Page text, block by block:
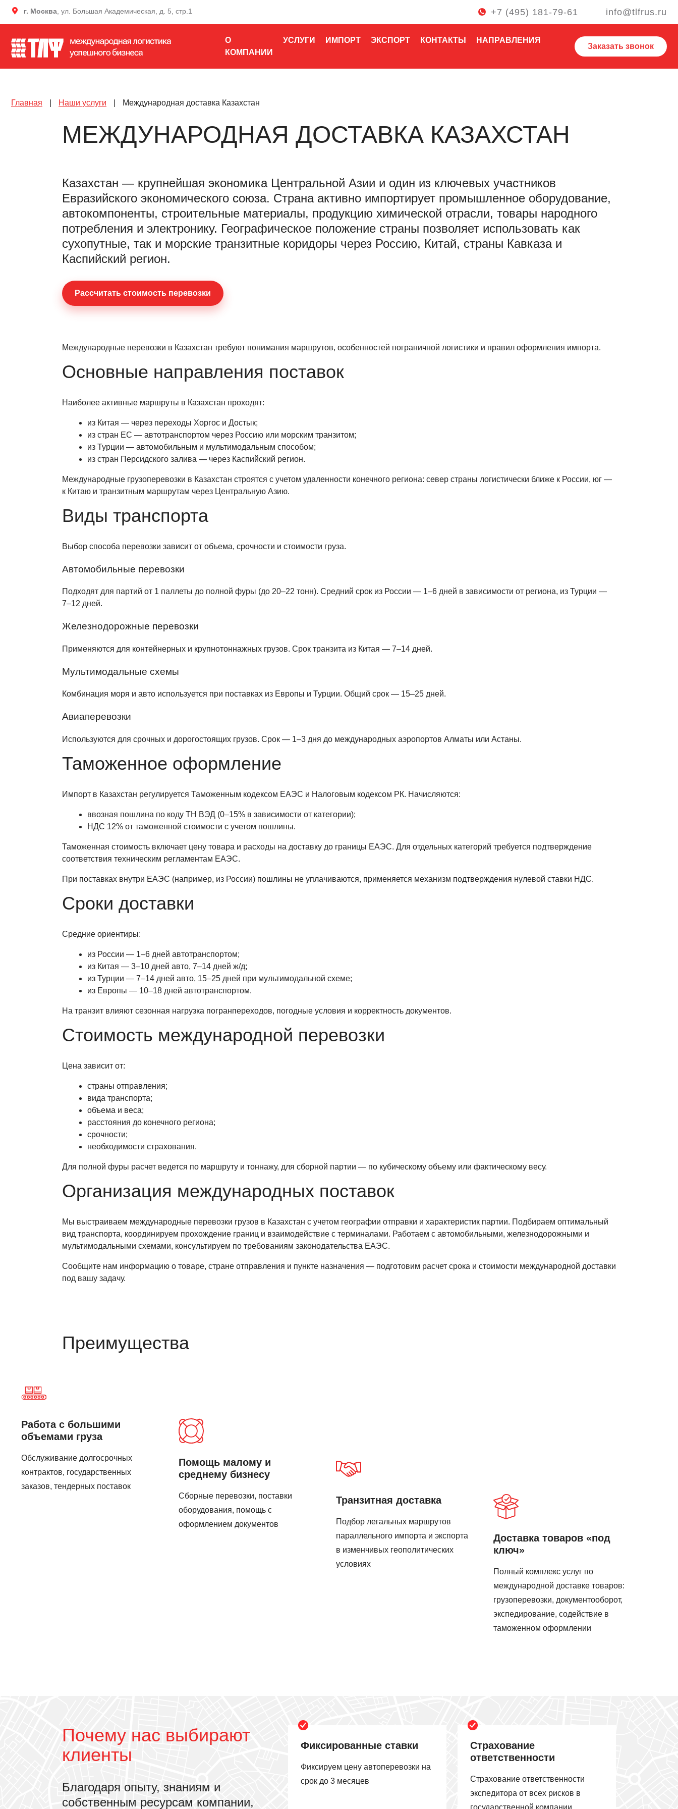
г. Москва , ул. Большая Академическая, д. 5, стр.1 +7 (495) 181-79-61 info@tlfrus.ru
О
КОМПАНИИ
УСЛУГИ ИМПОРТ ЭКСПОРТ КОНТАКТЫ НАПРАВЛЕНИЯ
Заказать звонок
Главная Наши услуги Международная доставка Казахстан
МЕЖДУНАРОДНАЯ ДОСТАВКА КАЗАХСТАН
Казахстан — крупнейшая экономика Центральной Азии и один из ключевых участников
Евразийского экономического союза. Страна активно импортирует промышленное оборудование,
автокомпоненты, строительные материалы, продукцию химической отрасли, товары народного
потребления и электронику. Географическое положение страны позволяет использовать как
сухопутные, так и морские транзитные коридоры через Россию, Китай, страны Кавказа и
Каспийский регион.
Раcсчитать стоимость перевозки
Международные перевозки в Казахстан требуют понимания маршрутов, особенностей пограничной логистики и правил оформления импорта.
Основные направления поставок
Наиболее активные маршруты в Казахстан проходят:
из Китая — через переходы Хоргос и Достык;
из стран ЕС — автотранспортом через Россию или морским транзитом;
из Турции — автомобильным и мультимодальным способом;
из стран Персидского залива — через Каспийский регион.
Международные грузоперевозки в Казахстан строятся с учетом удаленности конечного региона: север страны логистически ближе к России, юг —
к Китаю и транзитным маршрутам через Центральную Азию.
Виды транспорта
Выбор способа перевозки зависит от объема, срочности и стоимости груза.
Автомобильные перевозки
Подходят для партий от 1 паллеты до полной фуры (до 20–22 тонн). Средний срок из России — 1–6 дней в зависимости от региона, из Турции —
7–12 дней.
Железнодорожные перевозки
Применяются для контейнерных и крупнотоннажных грузов. Срок транзита из Китая — 7–14 дней.
Мультимодальные схемы
Комбинация моря и авто используется при поставках из Европы и Турции. Общий срок — 15–25 дней.
Авиаперевозки
Используются для срочных и дорогостоящих грузов. Срок — 1–3 дня до международных аэропортов Алматы или Астаны.
Таможенное оформление
Импорт в Казахстан регулируется Таможенным кодексом ЕАЭС и Налоговым кодексом РК. Начисляются:
ввозная пошлина по коду ТН ВЭД (0–15% в зависимости от категории);
НДС 12% от таможенной стоимости с учетом пошлины.
Таможенная стоимость включает цену товара и расходы на доставку до границы ЕАЭС. Для отдельных категорий требуется подтверждение
соответствия техническим регламентам ЕАЭС.
При поставках внутри ЕАЭС (например, из России) пошлины не уплачиваются, применяется механизм подтверждения нулевой ставки НДС.
Сроки доставки
Средние ориентиры:
из России — 1–6 дней автотранспортом;
из Китая — 3–10 дней авто, 7–14 дней ж/д;
из Турции — 7–14 дней авто, 15–25 дней при мультимодальной схеме;
из Европы — 10–18 дней автотранспортом.
На транзит влияют сезонная нагрузка погранпереходов, погодные условия и корректность документов.
Стоимость международной перевозки
Цена зависит от:
страны отправления;
вида транспорта;
объема и веса;
расстояния до конечного региона;
срочности;
необходимости страхования.
Для полной фуры расчет ведется по маршруту и тоннажу, для сборной партии — по кубическому объему или фактическому весу.
Организация международных поставок
Мы выстраиваем международные перевозки грузов в Казахстан с учетом географии отправки и характеристик партии. Подбираем оптимальный
вид транспорта, координируем прохождение границ и взаимодействие с терминалами. Работаем с автомобильными, железнодорожными и
мультимодальными схемами, консультируем по требованиям законодательства ЕАЭС.
Сообщите нам информацию о товаре, стране отправления и пункте назначения — подготовим расчет срока и стоимости международной доставки
под вашу задачу.
Преимущества
Работа с большими
объемами груза
Обслуживание долгосрочных
контрактов, государственных
заказов, тендерных поставок
Помощь малому и
среднему бизнесу
Сборные перевозки, поставки
оборудования, помощь с
оформлением документов
Транзитная доставка
Подбор легальных маршрутов
параллельного импорта и экспорта
в изменчивых геополитических
условиях
Доставка товаров «под
ключ»
Полный комплекс услуг по
международной доставке товаров:
грузоперевозки, документооборот,
экспедирование, содействие в
таможенном оформлении
Почему нас выбирают
клиенты
Благодаря опыту, знаниям и
собственным ресурсам компании,
Фиксированные ставки
Фиксируем цену автоперевозки на
срок до 3 месяцев
Страхование
ответственности
Страхование ответственности
экспедитора от всех рисков в
государственной компании